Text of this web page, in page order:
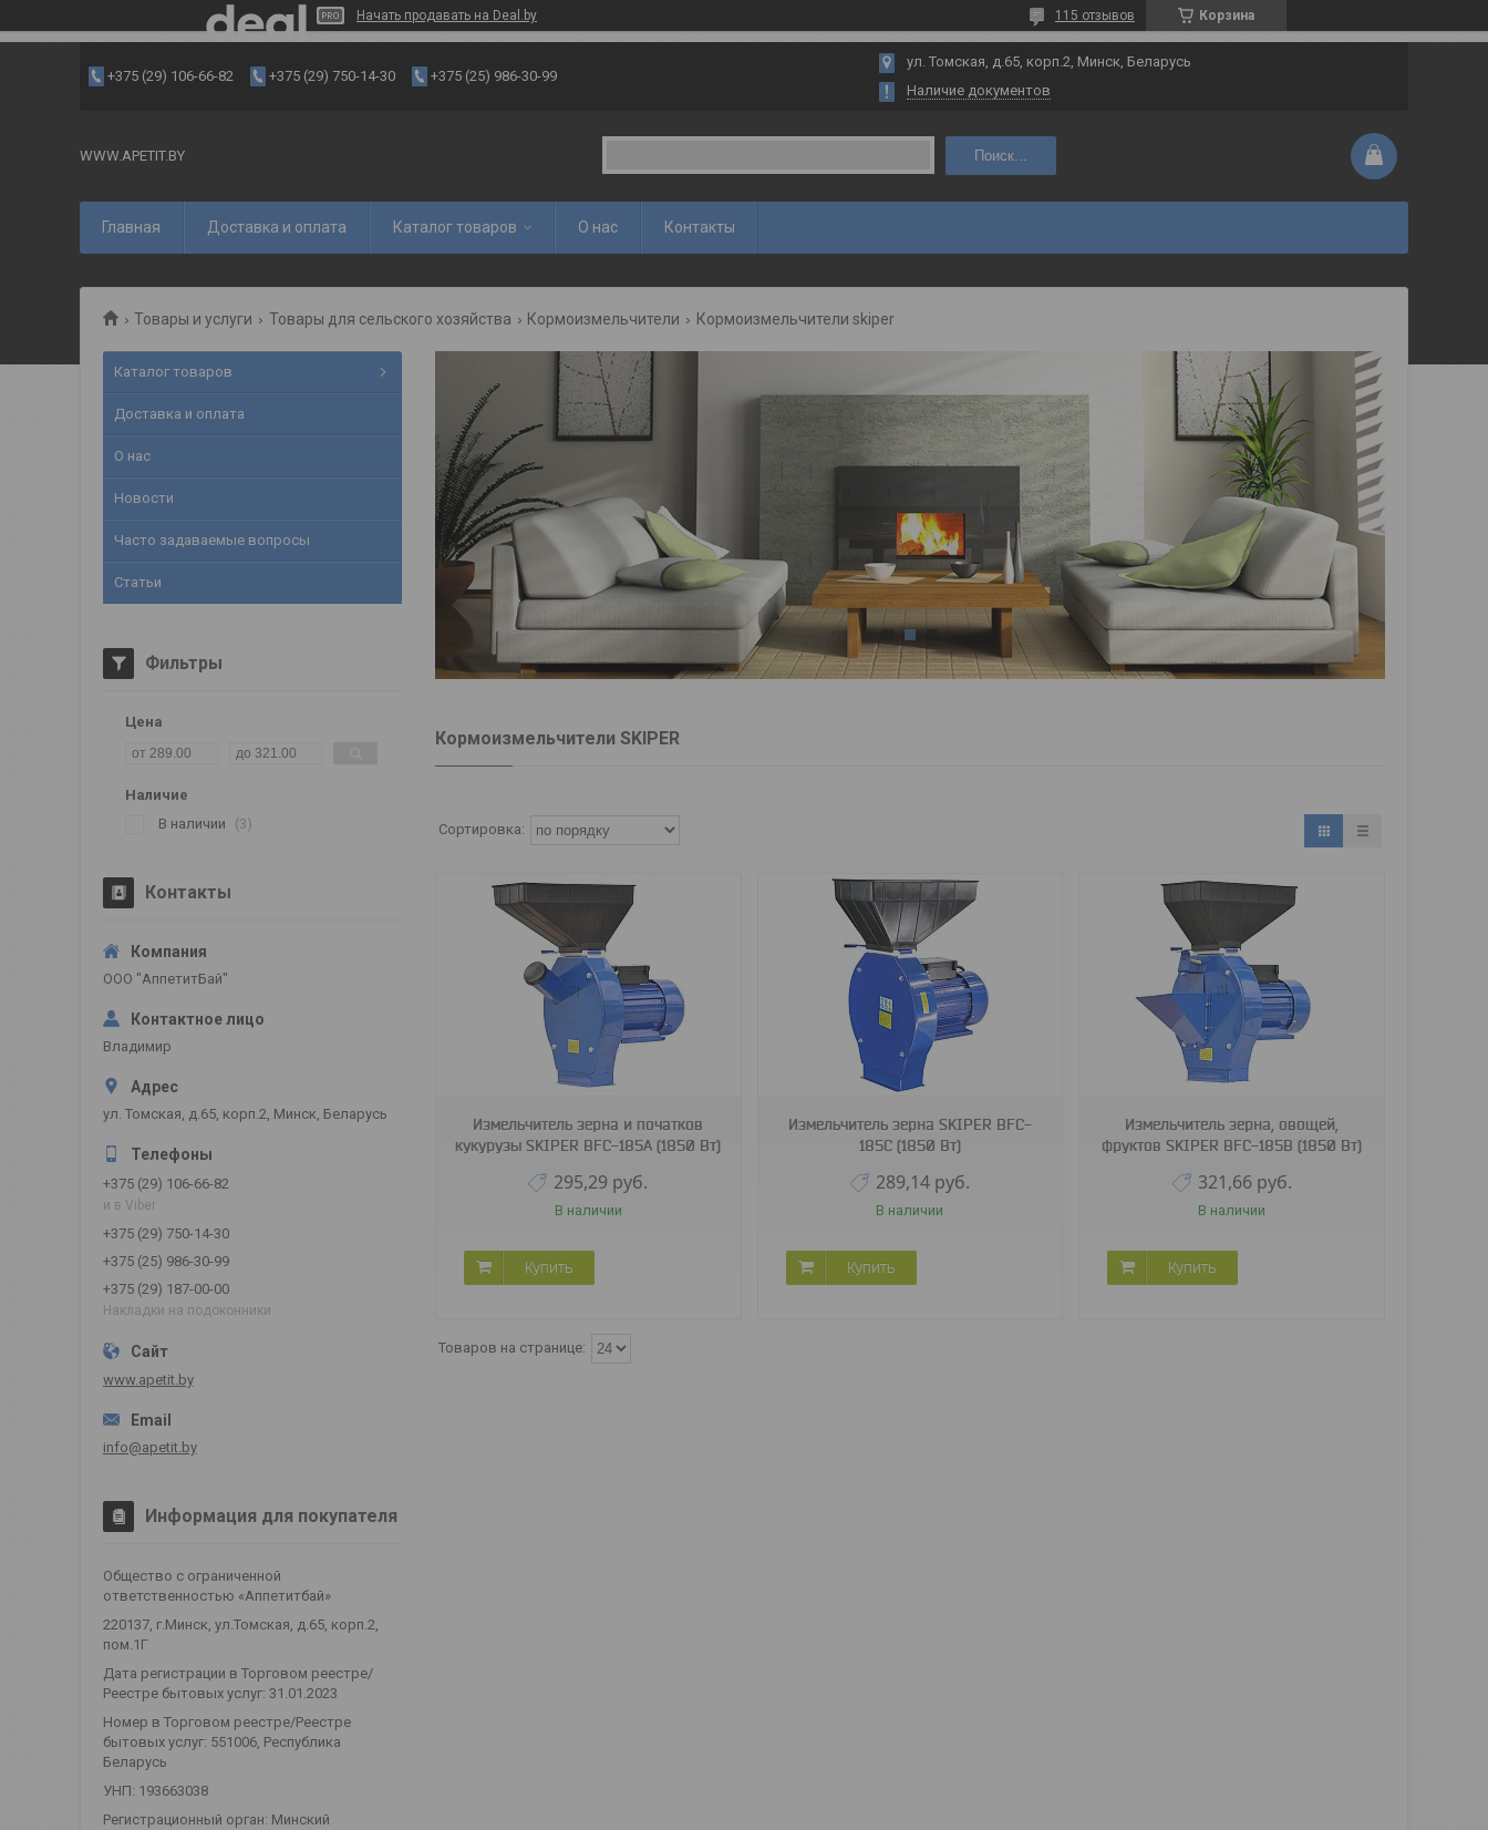
Начать продавать на Deal.by Корзина
115 отзывов
+375 (29) 106-66-82 +375 (29) 750-14-30 +375 (25) 986-30-99
ул. Томская, д.65, корп.2, Минск, Беларусь
Наличие документов
WWW.APETIT.BY Поиск...
Главная Доставка и оплата Каталог товаров О нас Контакты
Товары и услуги Товары для сельского хозяйства Кормоизмельчители Кормоизмельчители skiper
Кормоизмельчители SKIPER
Измельчитель зерна и початков
кукурузы SKIPER BFC-185A (1850 Вт)
295,29 руб.
В наличии
Купить
SBFC185С.00
Измельчитель зерна SKIPER BFC-
185C (1850 Вт)
289,14 руб.
В наличии
Купить
SBFC185В.00
Измельчитель зерна, овощей,
фруктов SKIPER BFC-185B (1850 Вт)
321,66 руб.
В наличии
Купить
Каталог товаров
Доставка и оплата
О нас
Новости
Часто задаваемые вопросы
Статьи
Фильтры
Цена
Наличие
В наличии
3
Контакты
ООО "АппетитБай"
Владимир
ул. Томская, д.65, корп.2, Минск, Беларусь
+375 (29) 106-66-82
и в Viber
+375 (29) 750-14-30
+375 (25) 986-30-99
+375 (29) 187-00-00
Накладки на подоконники
www.apetit.by
info@apetit.by
Информация для покупателя
Общество с ограниченной
ответственностью «Аппетитбай»
220137, г.Минск, ул.Томская, д.65, корп.2,
пом.1Г
Дата регистрации в Торговом реестре/
Реестре бытовых услуг: 31.01.2023
Номер в Торговом реестре/Реестре
бытовых услуг: 551006, Республика
Беларусь
УНП: 193663038
Регистрационный орган: Минский